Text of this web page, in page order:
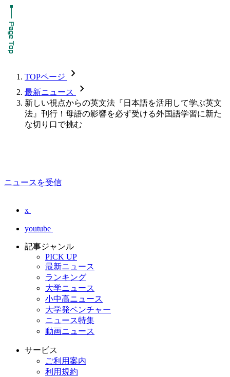
TOPページ chevron_forward
最新ニュース chevron_forward
新しい視点からの英文法『日本語を活用して学ぶ英文
法』刊行！母語の影響を必ず受ける外国語学習に新た
な切り口で挑む
ニュースを受信
x
youtube
記事ジャンル
PICK UP
最新ニュース
ランキング
大学ニュース
小中高ニュース
大学発ベンチャー
ニュース特集
動画ニュース
サービス
ご利用案内
利用規約